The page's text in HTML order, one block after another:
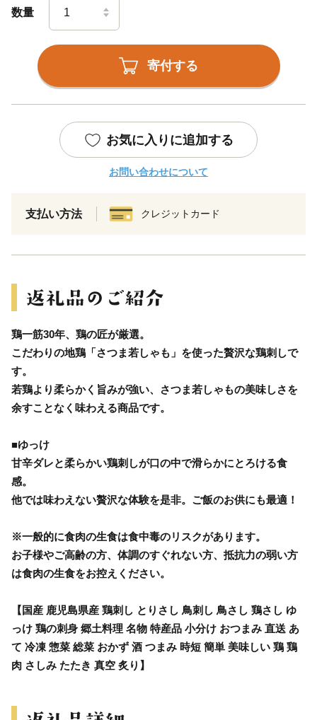
数量
寄付する
お気に入りに追加する
お問い合わせについて
支払い方法 クレジットカード
鶏一筋30年、鶏の匠が厳選。
こだわりの地鶏「さつま若しゃも」を使った贅沢な鶏刺しで
す。
若鶏より柔らかく旨みが強い、さつま若しゃもの美味しさを
余すことなく味わえる商品です。
■ゆっけ
甘辛ダレと柔らかい鶏刺しが口の中で滑らかにとろける食
感。
他では味わえない贅沢な体験を是非。ご飯のお供にも最適！
※一般的に食肉の生食は食中毒のリスクがあります。
お子様やご高齢の方、体調のすぐれない方、抵抗力の弱い方
は食肉の生食をお控えください。
【国産 鹿児島県産 鶏刺し とりさし 鳥刺し 鳥さし 鶏さし ゆ
っけ 鶏の刺身 郷土料理 名物 特産品 小分け おつまみ 直送 あ
て 冷凍 惣菜 総菜 おかず 酒 つまみ 時短 簡単 美味しい 鶏 鶏
肉 さしみ たたき 真空 炙り】